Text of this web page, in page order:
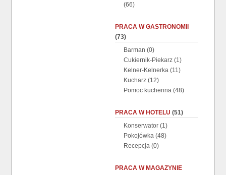
(66)
PRACA W GASTRONOMII
(73)
Barman (0)
Cukiernik-Piekarz (1)
Kelner-Kelnerka (11)
Kucharz (12)
Pomoc kuchenna (48)
PRACA W HOTELU (51)
Konserwator (1)
Pokojówka (48)
Recepcja (0)
PRACA W MAGAZYNIE